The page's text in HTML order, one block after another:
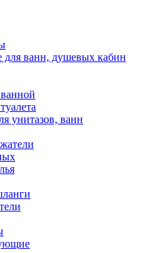
ванн, душевых кабин
унитазов, ванн